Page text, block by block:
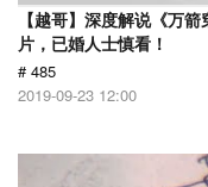
【越哥】深度解说《万
片，已婚人士慎看！
# 485
2019-09-23 12:00